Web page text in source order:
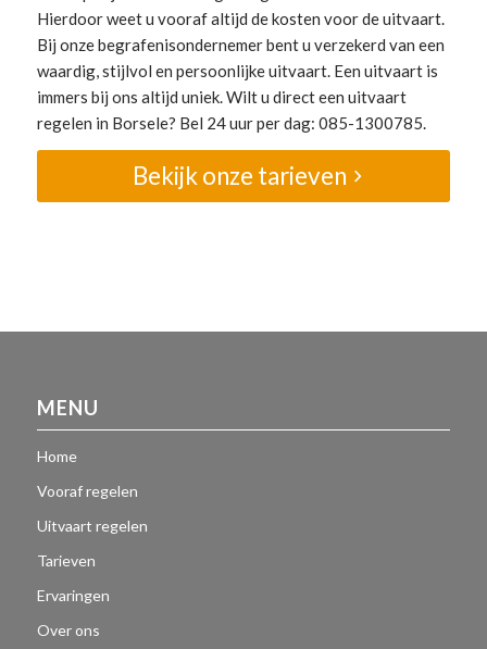
Hierdoor weet u vooraf altijd de kosten voor de uitvaart.
Bij onze begrafenisondernemer bent u verzekerd van een
waardig, stijlvol en persoonlijke uitvaart. Een uitvaart is
immers bij ons altijd uniek. Wilt u direct een uitvaart
regelen in Borsele? Bel 24 uur per dag: 085-1300785.
Bekijk onze tarieven
MENU
Home
Vooraf regelen
Uitvaart regelen
Tarieven
Ervaringen
Over ons